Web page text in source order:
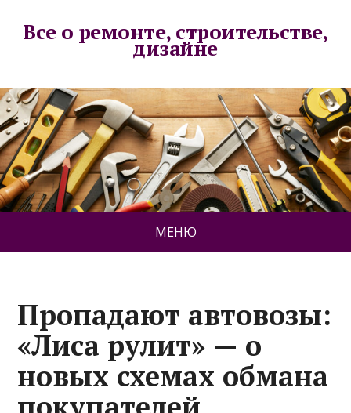
Все о ремонте, строительстве,
дизайне
МЕНЮ
Пропадают автовозы:
«Лиса рулит» — о
новых схемах обмана